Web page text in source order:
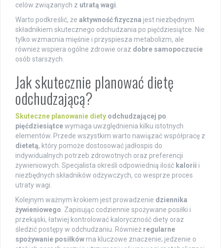
celów związanych z utratą wagi
Warto podkreślić, że aktywność fizyczna jest niezbędnym
składnikiem skutecznego odchudzania po pięćdziesiątce. Nie
tylko wzmacnia mięśnie i przyspiesza metabolizm, ale
również wspiera ogólne zdrowie oraz dobre samopoczucie
osób starszych.
Jak skutecznie planować dietę
odchudzającą?
Skuteczne planowanie diety odchudzającej po
pięćdziesiątcewymaga uwzględnienia kilku istotnych
elementów. Przede wszystkim warto nawiązać współpracę z
dietetą, który pomoże dostosować jadłospis do
indywidualnych potrzeb zdrowotnych oraz preferencji
żywieniowych. Specjalista określi odpowiednią ilość kalorii i
niezbędnych składników odżywczych, co wesprze proces
utraty wagi.
Kolejnym ważnym krokiem jest prowadzenie dziennika
żywieniowego . Zapisując codziennie spożywane posiłki i
przekąski, łatwiej kontrolować kaloryczność diety oraz
śledzić postępy w odchudzaniu. Również regularne
spożywanie posiłków ma kluczowe znaczenie; jedzenie o